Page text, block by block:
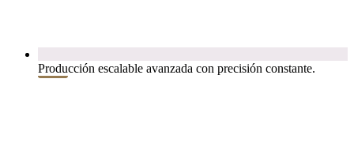
Producción escalable avanzada con precisión constante.